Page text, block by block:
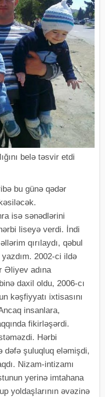
belə təsvir etdi
bu günə qədər
isə sənədlərini
liseyə verdi. İndi
qırılaydı, qəbul
2002-ci ildə
Əliyev adına
daxil oldu, 2006-cı
kəşfiyyatı ixtisasını
insanlara,
fikirləşərdi.
Hərbi
dəfə şuluqluq eləmişdi,
Nizam-intizamı
yerinə imtahana
yoldaşlarının əvəzinə